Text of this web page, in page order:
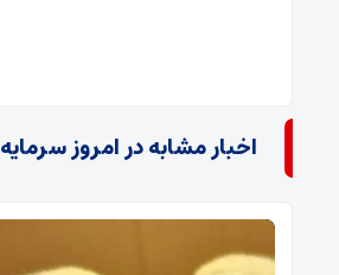
اخبار مشابه در امروز سرمایه